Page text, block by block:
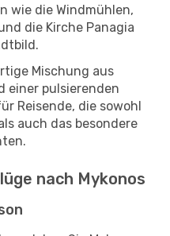
wie die Windmühlen,
die Kirche Panagia
Mischung aus
einer pulsierenden
Reisende, die sowohl
auch das besondere
nach Mykonos